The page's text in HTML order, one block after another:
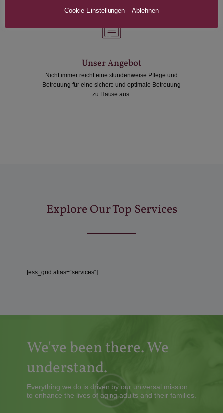
Unser Angebot
Nicht immer reicht eine stundenweise Pflege und
Betreuung für eine sichere und optimale Betreuung
zu Hause aus.
Explore Our Top Services
[ess_grid alias=“services“]
We've been there. We
understand.
Everything we do is driven by our universal mission:
to enhance the lives of aging adults and their families.
Cookie Einstellungen Ablehnen